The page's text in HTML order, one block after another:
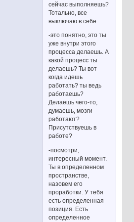
сейчас выполняешь?
Тотально, все
выключаю в себе.
-это понятно, это ты
уже внутри этого
процесса делаешь. А
какой процесс ты
делаешь? Ты вот
когда идешь
работать? ты ведь
работаешь?
Делаешь чего-то,
думаешь, мозги
работают?
Присутствуешь в
работе?
-посмотри,
интересный момент.
Ты в определенном
пространстве,
назовем его
проработки. У тебя
есть определенная
позиция. Есть
определенное